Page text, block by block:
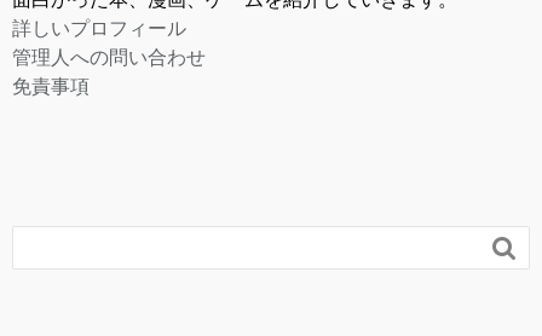
詳しいプロフィール
管理人への問い合わせ
免責事項
